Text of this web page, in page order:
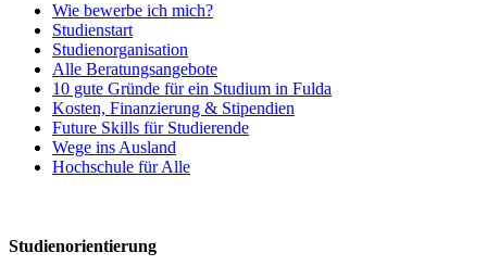
Wie bewerbe ich mich?
Studienstart
Studienorganisation
Alle Beratungsangebote
10 gute Gründe für ein Studium in Fulda
Kosten, Finanzierung & Stipendien
Future Skills für Studierende
Wege ins Ausland
Hochschule für Alle
Studienorientierung